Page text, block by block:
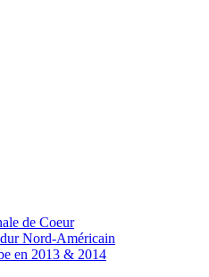
de Coeur
Nord-Américain
en 2013 & 2014